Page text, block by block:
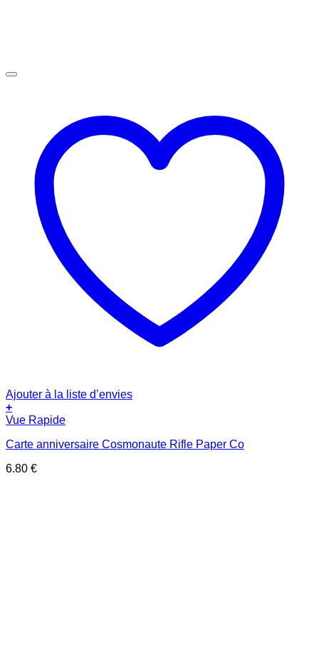
Ajouter à la liste d’envies
+
Vue Rapide
Carte anniversaire Cosmonaute Rifle Paper Co
6.80 €